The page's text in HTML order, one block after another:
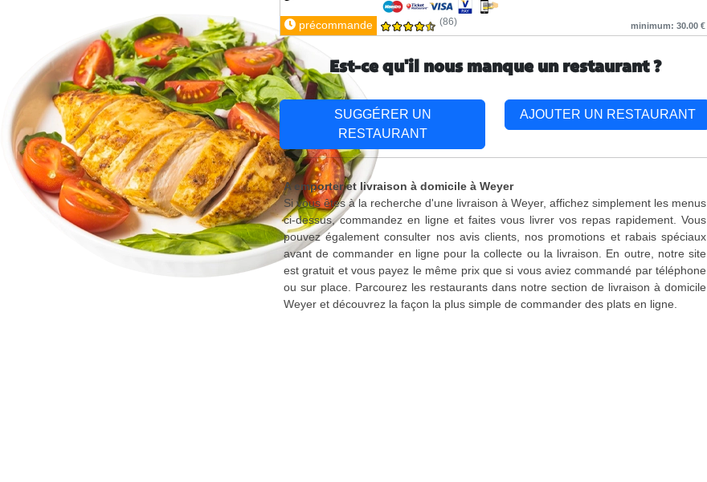
précommande (86) minimum: 30.00 €
Est-ce qu'il nous manque un restaurant ?
SUGGÉRER UN
RESTAURANT
AJOUTER UN RESTAURANT
A emporter et livraison à domicile à Weyer
Si vous êtes à la recherche d'une livraison à Weyer, affichez simplement les menus
ci-dessus, commandez en ligne et faites vous livrer vos repas rapidement. Vous
pouvez également consulter nos avis clients, nos promotions et rabais spéciaux
avant de commander en ligne pour la collecte ou la livraison. En outre, notre site
est gratuit et vous payez le même prix que si vous aviez commandé par téléphone
ou sur place. Parcourez les restaurants dans notre section de livraison à domicile
Weyer et découvrez la façon la plus simple de commander des plats en ligne.